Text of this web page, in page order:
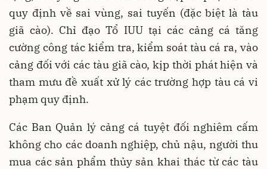
quy định về sai vùng, sai tuyến (đặc biệt là tàu
giã cào). Chỉ đạo Tổ IUU tại các cảng cá tăng
cường công tác kiểm tra, kiểm soát tàu cá ra, vào
cảng đối với các tàu giã cào, kịp thời phát hiện và
tham mưu đề xuất xử lý các trường hợp tàu cá vi
phạm quy định.
Các Ban Quản lý cảng cá tuyệt đối nghiêm cấm
không cho các doanh nghiệp, chủ nậu, người thu
mua các sản phẩm thủy sản khai thác từ các tàu